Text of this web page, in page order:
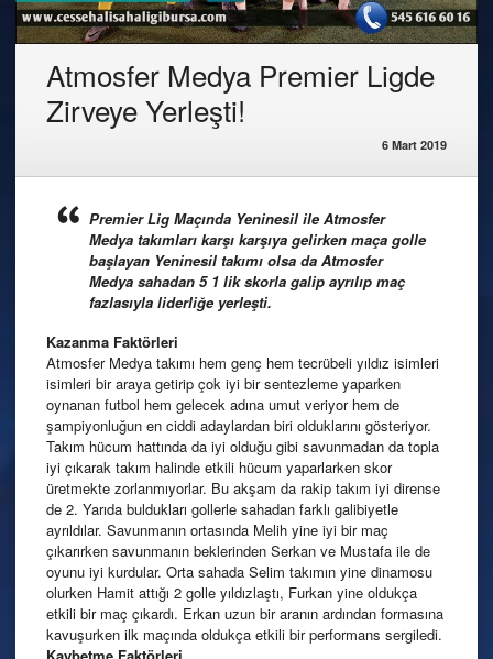
Atmosfer Medya Premier Ligde
Zirveye Yerleşti!
6 Mart 2019
Premier Lig Maçında Yeninesil ile Atmosfer
Medya takımları karşı karşıya gelirken maça golle
başlayan Yeninesil takımı olsa da Atmosfer
Medya sahadan 5 1 lik skorla galip ayrılıp maç
fazlasıyla liderliğe yerleşti.
Kazanma Faktörleri
Atmosfer Medya takımı hem genç hem tecrübeli yıldız isimleri
isimleri bir araya getirip çok iyi bir sentezleme yaparken
oynanan futbol hem gelecek adına umut veriyor hem de
şampiyonluğun en ciddi adaylardan biri olduklarını gösteriyor.
Takım hücum hattında da iyi olduğu gibi savunmadan da topla
iyi çıkarak takım halinde etkili hücum yaparlarken skor
üretmekte zorlanmıyorlar. Bu akşam da rakip takım iyi dirense
de 2. Yarıda buldukları gollerle sahadan farklı galibiyetle
ayrıldılar. Savunmanın ortasında Melih yine iyi bir maç
çıkarırken savunmanın beklerinden Serkan ve Mustafa ile de
oyunu iyi kurdular. Orta sahada Selim takımın yine dinamosu
olurken Hamit attığı 2 golle yıldızlaştı, Furkan yine oldukça
etkili bir maç çıkardı. Erkan uzun bir aranın ardından formasına
kavuşurken ilk maçında oldukça etkili bir performans sergiledi.
Kaybetme Faktörleri